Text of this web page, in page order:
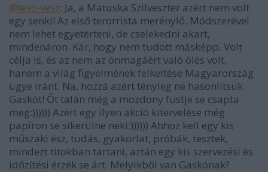
@tesz-vesz: Ja, a Matuska Szilveszter azért nem volt
egy senki! Az első terorrista merénylő. Módszerével
nem lehet egyetérteni, de cselekedni akart,
mindenáron. Kár, hogy nem tudott másképp. Volt
célja is, és az nem az önmagáért való ölés volt,
hanem a világ figyelmének felkeltése Magyarország
ügye iránt. Na, hozzá azért tényleg ne hasonlítsuk
Gaskót! Őt talán még a mozdony füstje se csapta
meg:)))))) Azért egy ilyen akció kitervelése még
papíron se sikerülne neki:)))))) Ahhoz kell egy kis
műszaki ész, tudás, gyakorlat, próbák, tesztek,
mindezt titokban tartani, aztán egy kis szervezési és
időzítési érzék se árt. Melyikből van Gaskónak?